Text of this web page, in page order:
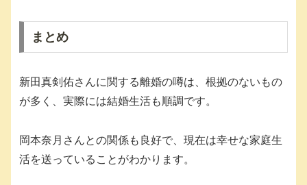
まとめ
新田真剣佑さんに関する離婚の噂は、根拠のないもの
が多く、実際には結婚生活も順調です。
岡本奈月さんとの関係も良好で、現在は幸せな家庭生
活を送っていることがわかります。